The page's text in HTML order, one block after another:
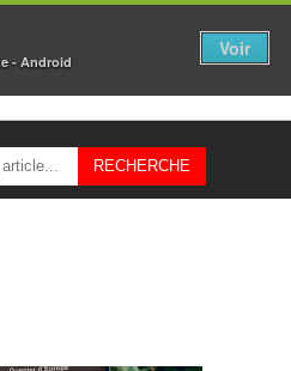
- Android
Voir